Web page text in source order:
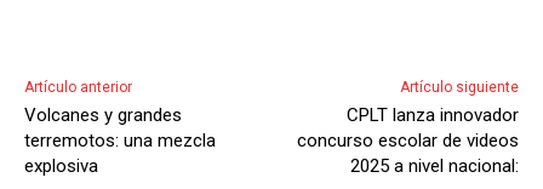
Artículo anterior
Volcanes y grandes
terremotos: una mezcla
explosiva
Artículo siguiente
CPLT lanza innovador
concurso escolar de videos
2025 a nivel nacional: